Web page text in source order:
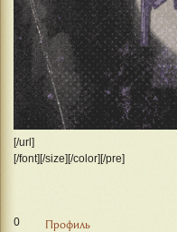
[/url]
[/font][/size][/color][/pre]
0 Профиль